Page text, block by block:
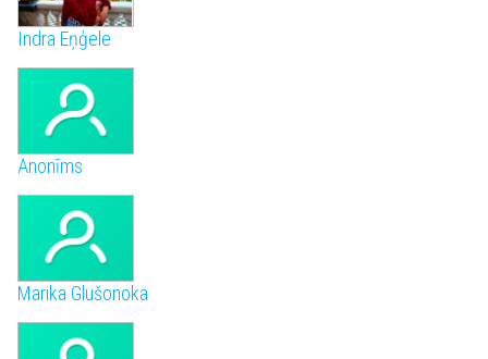
Indra Eņģele
Anonīms
Marika Glušonoka